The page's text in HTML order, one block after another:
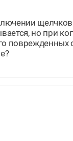
щелчков
но при
поврежденных